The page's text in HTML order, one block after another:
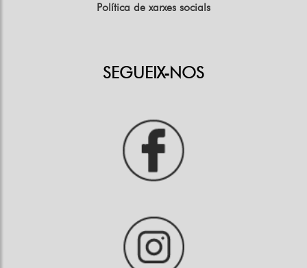
Política de xarxes socials
SEGUEIX-NOS